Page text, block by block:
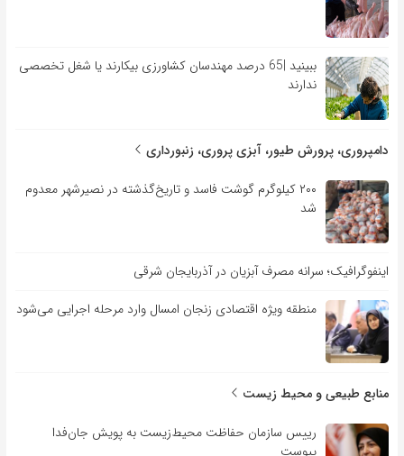
ببینید |65 درصد مهندسان کشاورزی بیکارند یا شغل تخصصی
ندارند
دامپروری، پرورش طیور، آبزی پروری، زنبورداری
۲۰۰ کیلوگرم گوشت فاسد و تاریخ‌گذشته در نصیرشهر معدوم
شد
اینفوگرافیک؛ سرانه مصرف آبزیان در آذربایجان شرقی
منطقه ویژه اقتصادی زنجان امسال وارد مرحله اجرایی می‌شود
منابع طبیعی و محیط زیست
رییس سازمان حفاظت محیط‌زیست به پویش جان‌فدا
پیوست